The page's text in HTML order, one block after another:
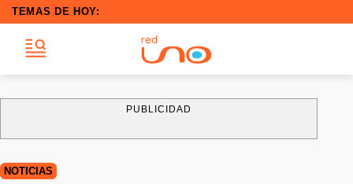
TEMAS DE HOY:
PUBLICIDAD
NOTICIAS